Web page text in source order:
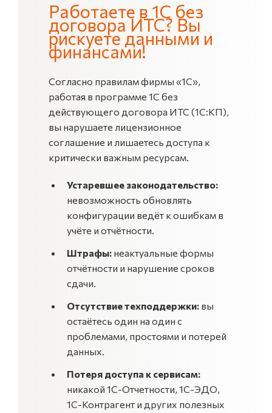
Работаете в 1С без
договора ИТС? Вы
рискуете данными и
финансами!
Согласно правилам фирмы «1С»,
работая в программе 1С без
действующего договора ИТС (1С:КП),
вы нарушаете лицензионное
соглашение и лишаетесь доступа к
критически важным ресурсам.
Устаревшее законодательство:
невозможность обновлять
конфигурации ведёт к ошибкам в
учёте и отчётности.
Штрафы: неактуальные формы
отчётности и нарушение сроков
сдачи.
Отсутствие техподдержки: вы
остаётесь один на один с
проблемами, простоями и потерей
данных.
Потеря доступа к сервисам:
никакой 1С-Отчетности, 1С-ЭДО,
1С-Контрагент и других полезных